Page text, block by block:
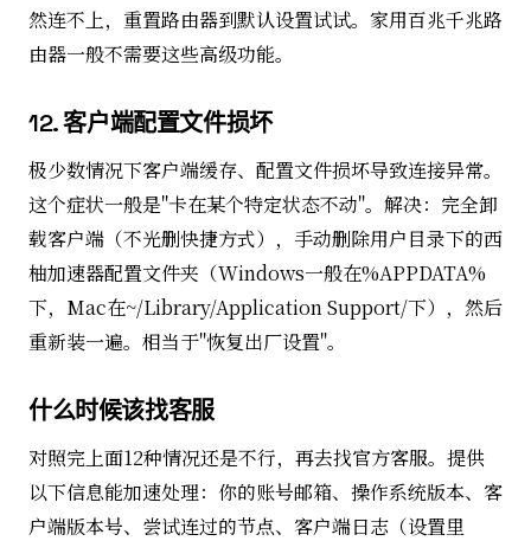
然连不上，重置路由器到默认设置试试。家用百兆千兆路
由器一般不需要这些高级功能。
12. 客户端配置文件损坏
极少数情况下客户端缓存、配置文件损坏导致连接异常。
这个症状一般是"卡在某个特定状态不动"。解决：完全卸
载客户端（不光删快捷方式），手动删除用户目录下的西
柚加速器配置文件夹（Windows一般在%APPDATA%
下，Mac在~/Library/Application Support/下），然后
重新装一遍。相当于"恢复出厂设置"。
什么时候该找客服
对照完上面12种情况还是不行，再去找官方客服。提供
以下信息能加速处理：你的账号邮箱、操作系统版本、客
户端版本号、尝试连过的节点、客户端日志（设置里